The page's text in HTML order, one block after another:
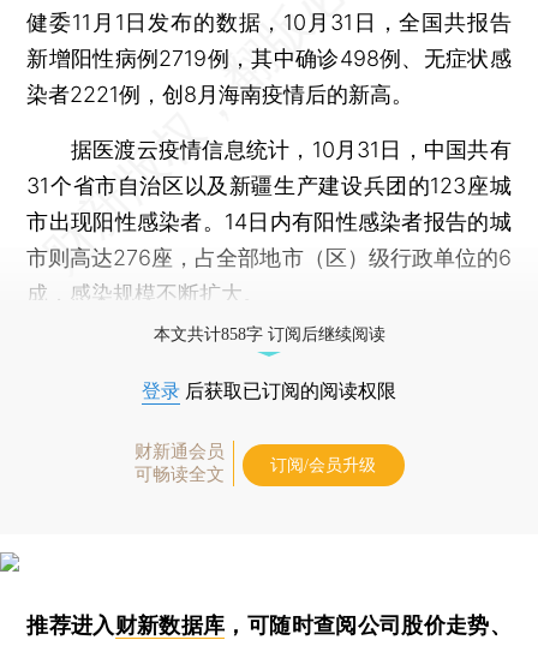
健委11月1日发布的数据，10月31日，全国共报告
新增阳性病例2719例，其中确诊498例、无症状感
染者2221例，创8月海南疫情后的新高。
据医渡云疫情信息统计，10月31日，中国共有
31个省市自治区以及新疆生产建设兵团的123座城
市出现阳性感染者。14日内有阳性感染者报告的城
市则高达276座，占全部地市（区）级行政单位的6
成，感染规模不断扩大。
本文共计858字 订阅后继续阅读
登录 后获取已订阅的阅读权限
财新通会员
可畅读全文
订阅/会员升级
推荐进入财新数据库 ，可随时查阅公司股价走势、